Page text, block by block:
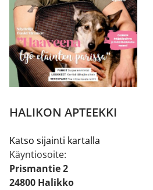
HALIKON APTEEKKI
Katso sijainti kartalla
Käyntiosoite:
Prismantie 2
24800 Halikko